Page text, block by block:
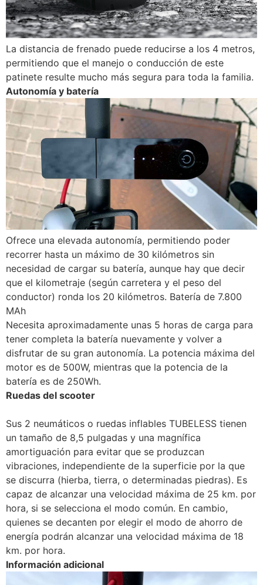
La distancia de frenado puede reducirse a los 4 metros,
permitiendo que el manejo o conducción de este
patinete resulte mucho más segura para toda la familia.
Autonomía y batería
Ofrece una elevada autonomía, permitiendo poder
recorrer hasta un máximo de 30 kilómetros sin
necesidad de cargar su batería, aunque hay que decir
que el kilometraje (según carretera y el peso del
conductor) ronda los 20 kilómetros. Batería de 7.800
MAh
Necesita aproximadamente unas 5 horas de carga para
tener completa la batería nuevamente y volver a
disfrutar de su gran autonomía. La potencia máxima del
motor es de 500W, mientras que la potencia de la
batería es de 250Wh.
Ruedas del scooter
Sus 2 neumáticos o ruedas inflables TUBELESS tienen
un tamaño de 8,5 pulgadas y una magnífica
amortiguación para evitar que se produzcan
vibraciones, independiente de la superficie por la que
se discurra (hierba, tierra, o determinadas piedras). Es
capaz de alcanzar una velocidad máxima de 25 km. por
hora, si se selecciona el modo común. En cambio,
quienes se decanten por elegir el modo de ahorro de
energía podrán alcanzar una velocidad máxima de 18
km. por hora.
Información adicional